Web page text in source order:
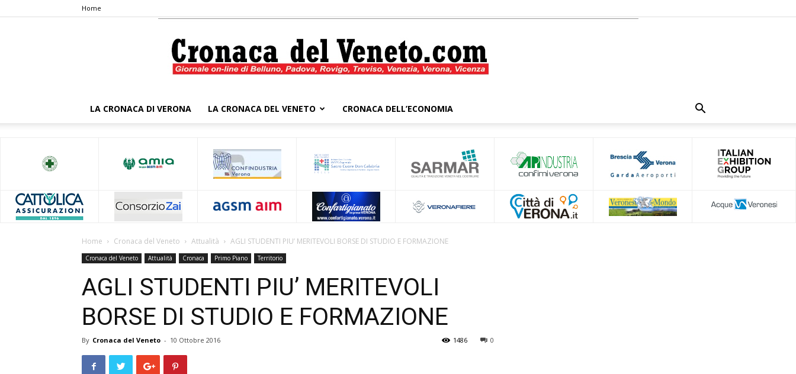
Home
Veneto
LA CRONACA DI VERONA LA CRONACA DEL VENETO CRONACA DELL’ECONOMIA
Home Cronaca del Veneto Attualità AGLI STUDENTI PIU’ MERITEVOLI BORSE DI STUDIO E FORMAZIONE
Cronaca del Veneto Attualità Cronaca Primo Piano Territorio
AGLI STUDENTI PIU’ MERITEVOLI
BORSE DI STUDIO E FORMAZIONE
By Cronaca del Veneto - 10 Ottobre 2016 0
1486